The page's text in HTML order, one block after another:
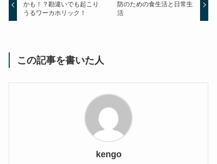
かも！？勘違いでも起こり
うるワーカホリック！
防のための食生活と日常生
活
この記事を書いた人
kengo